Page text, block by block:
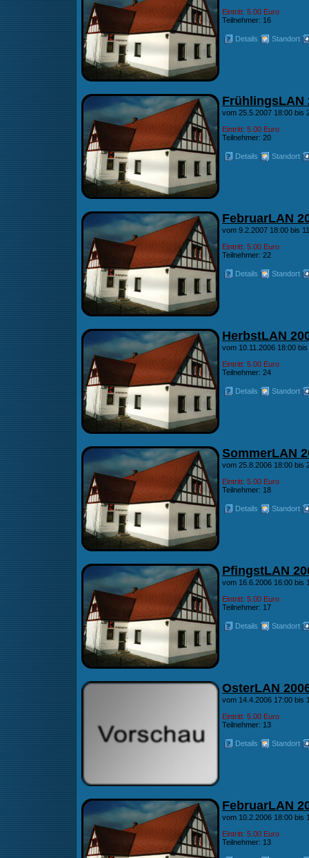
Eintritt: 5.00 Euro
Teilnehmer: 16
Details Standort
FrühlingsLAN
vom 25.5.2007 18:00 bis
Eintritt: 5.00 Euro
Teilnehmer: 20
Details Standort
FebruarLAN
vom 9.2.2007 18:00 bis
Eintritt: 5.00 Euro
Teilnehmer: 22
Details Standort
HerbstLAN
vom 10.11.2006 18:00
Eintritt: 5.00 Euro
Teilnehmer: 24
Details Standort
SommerLAN
vom 25.8.2006 18:00 bis
Eintritt: 5.00 Euro
Teilnehmer: 18
Details Standort
PfingstLAN
vom 16.6.2006 16:00 bis
Eintritt: 5.00 Euro
Teilnehmer: 17
Details Standort
OsterLAN
vom 14.4.2006 17:00 bis
Eintritt: 5.00 Euro
Teilnehmer: 13
Details Standort
FebruarLAN
vom 10.2.2006 18:00 bis
Eintritt: 5.00 Euro
Teilnehmer: 13